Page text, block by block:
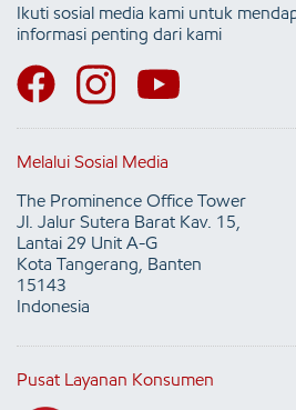
Ikuti sosial media kami untuk
informasi penting dari kami
Melalui Sosial Media
The Prominence Office Tower
Jl. Jalur Sutera Barat Kav. 15,
Lantai 29 Unit A-G
Kota Tangerang, Banten
15143
Indonesia
Pusat Layanan Konsumen